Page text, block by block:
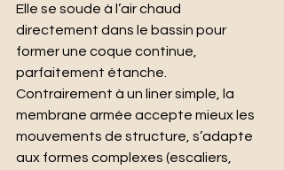
Elle se soude à l’air chaud
directement dans le bassin pour
former une coque continue,
parfaitement étanche.
Contrairement à un liner simple, la
membrane armée accepte mieux les
mouvements de structure, s’adapte
aux formes complexes (escaliers,